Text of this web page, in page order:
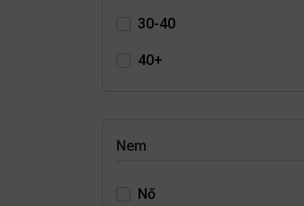
30-40
40+
Nem
Nő